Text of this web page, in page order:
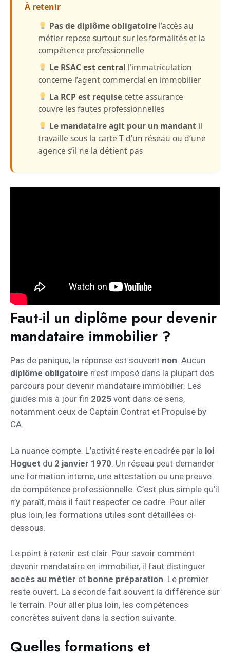
À retenir
Pas de diplôme obligatoirel’accès au
métier repose surtout sur les formalités et la
compétence professionnelle
Le RSAC est central l’immatriculation
concerne l’agent commercial en immobilier
La RCP est requisecette assurance
couvre les fautes professionnelles
Le mandataire agit pour un mandantil
travaille sous la carte T d’un réseau ou d’une
agence s’il ne la détient pas
Faut-il un diplôme pour devenir
mandataire immobilier ?
Pas de panique, la réponse est souvent non. Aucun
diplôme obligatoire n’est imposé dans la plupart des
parcours pour devenir mandataire immobilier. Les
guides mis à jour fin 2025 vont dans ce sens,
notamment ceux de Captain Contrat et Propulse by
CA.
La nuance compte. L’activité reste encadrée par la loi
Hoguet du 2 janvier 1970 . Un réseau peut demander
une formation interne, une attestation ou une preuve
de compétence professionnelle. C’est plus simple qu’il
n’y paraît, mais il faut respecter ce cadre. Pour aller
plus loin, les formations utiles sont détaillées ci-
dessous.
Le point à retenir est clair. Pour savoir comment
devenir mandataire en immobilier, il faut distinguer
accès au métier et bonne préparation. Le premier
reste ouvert. La seconde fait souvent la différence sur
le terrain. Pour aller plus loin, les compétences
concrètes suivent dans la section suivante.
Quelles formations et